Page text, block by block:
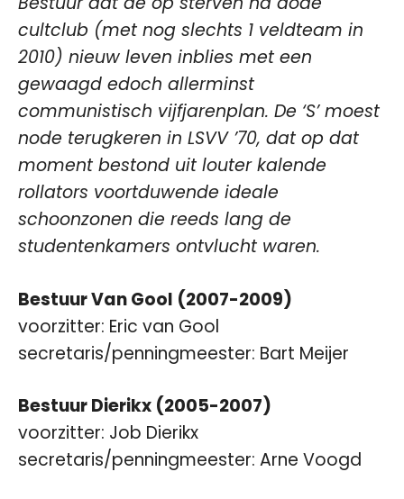
cultclub (met nog slechts 1 veldteam in
2010) nieuw leven inblies met een
gewaagd edoch allerminst
communistisch vijfjarenplan. De ‘S’ moest
node terugkeren in LSVV ’70, dat op dat
moment bestond uit louter kalende
rollators voortduwende ideale
schoonzonen die reeds lang de
studentenkamers ontvlucht waren.
Bestuur Van Gool (2007-2009)
voorzitter: Eric van Gool
secretaris/penningmeester: Bart Meijer
Bestuur Dierikx (2005-2007)
voorzitter: Job Dierikx
secretaris/penningmeester: Arne Voogd